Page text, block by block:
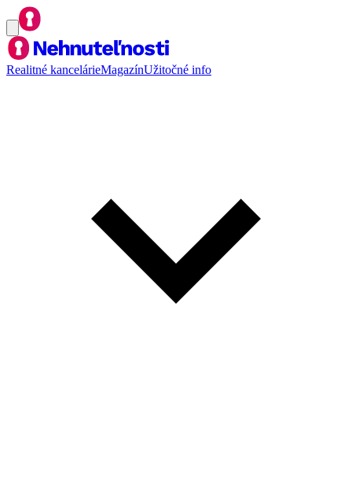
Realitné kancelárieMagazínUžitočné info